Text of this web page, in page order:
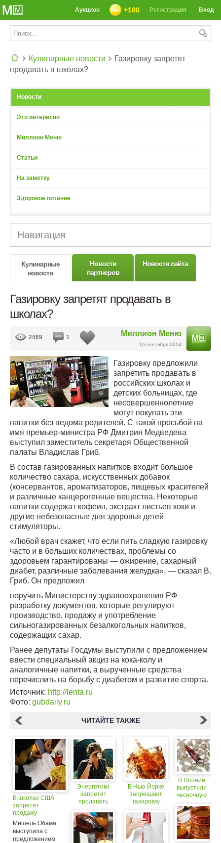
Вход
Регистрация
+100
Аукцион
Кулинарные новости
Газировку запретят
продавать в школах?
Новости
Это интересно
Миллион Меню
Статьи
На заметку
Здоровое питание
Навигация
Кулинарные
новости
Новости
партнеров
Новости сайта
Газировку запретят продавать в
школах?
Миллион Меню
16 сентября 2014
2469 1
Газировку предложили
запретить продавать в
российских школах и
детских больницах, где
несовершеннолетние
могут покупать эти
напитки без ведома родителей. С такой просьбой на
имя премьер-министра РФ Дмитрия Медведева
выступил заместитель секретаря Общественной
палаты Владислав Гриб.
В состав газированных напитков входит большое
количество сахара, искусственных добавок
(консервантов, ароматизаторов, пищевых красителей
и различные канцерогенные вещества. Некоторые
напитки содержат кофеин, экстракт листьев коки и
другие небезопасные для здоровья детей
стимуляторы.
«Любой врач скажет, что если пить сладкую газировку
часто и в больших количествах, проблемы со
здоровьем гарантированы — ожирение, сахарный
диабет, различные заболевания желудка», — сказал В.
Гриб. Он предложил
поручить Министерству здравоохранения РФ
разработку документов, которые регулируют
производство, продажу и употребление
сильногазированных безалкогольных напитков,
содержащих сахар.
Ранее депутаты Госдумы выступили с предложением
ввести специальный акциз на кока-колу и
аналогичные напитки, а вырученные средства
перечислить на борьбу с диабетом и развитие спорта.
Источник: http://lenta.ru
Фото: gubdaily.ru
ЧИТАЙТЕ ТАКЖЕ
В школах США
запретят
продажу
фастфуда
Мишель Обама
выступила с
предложением
Энергетики
запретят
продавать
В Нью-Йорке
запрещают
газировку
В Японии
выпустили
чесночную